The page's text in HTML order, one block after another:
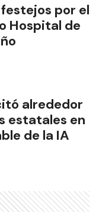
por el
Hospital de
alrededor
estatales en
de la IA